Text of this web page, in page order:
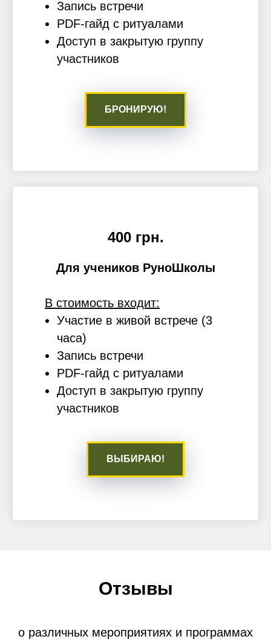
Запись встречи
PDF-гайд с ритуалами
Доступ в закрытую группу
участников
БРОНИРУЮ!
400 грн.
Для учеников РуноШколы
В стоимость входит:
Участие в живой встрече (3
часа)
Запись встречи
PDF-гайд с ритуалами
Доступ в закрытую группу
участников
ВЫБИРАЮ!
Отзывы
о различных мероприятиях и программах